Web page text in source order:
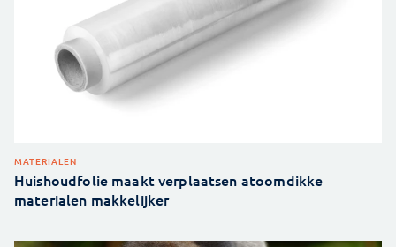
MATERIALEN
Huishoudfolie maakt verplaatsen atoomdikke
materialen makkelijker